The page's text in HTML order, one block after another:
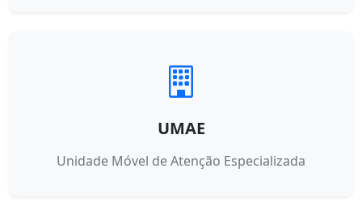
UMAE
Unidade Móvel de Atenção Especializada